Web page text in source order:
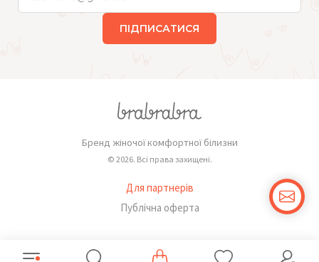
ПІДПИСАТИСЯ
Бренд жіночої комфортної білизни
© 2026. Всі права захищені.
Для партнерів
Публічна оферта